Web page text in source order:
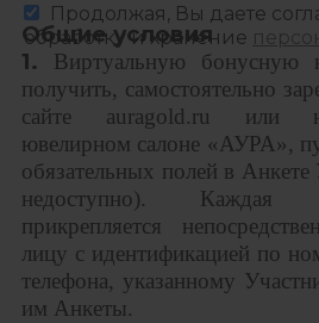
Общие условия
1.
Виртуальную
получить, самостоятельно
сайте auragold.ru или
ювелирном салоне «АУРА»,
обязательных полей в
недоступно). Каждая
прикрепляется
лицу с идентификацией по
телефона, указанному
им Анкеты.
Продолжая, Вы даете
обработку и хранение